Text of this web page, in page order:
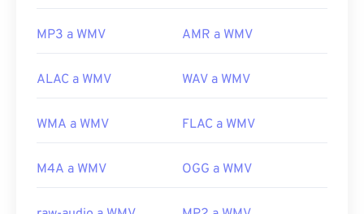
MP3 a WMV AMR a WMV
ALAC a WMV WAV a WMV
WMA a WMV FLAC a WMV
M4A a WMV OGG a WMV